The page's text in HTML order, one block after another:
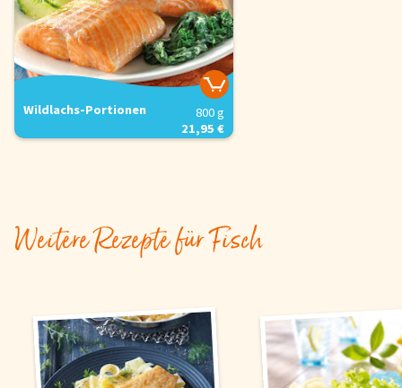
Wildlachs-Portionen
800 g
21,95 €
Weitere Rezepte für Fisch